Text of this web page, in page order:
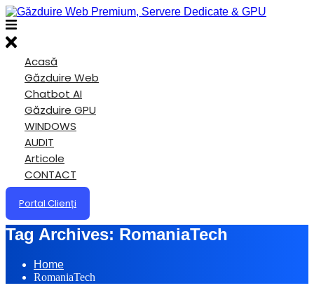
Acasă
Găzduire Web
Chatbot AI
Găzduire GPU
WINDOWS
AUDIT
Articole
CONTACT
Portal Clienți
Tag Archives: RomaniaTech
Home
RomaniaTech